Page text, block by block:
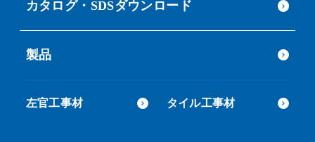
カタログ・SDSダウンロード
製品
左官工事材 タイル工事材